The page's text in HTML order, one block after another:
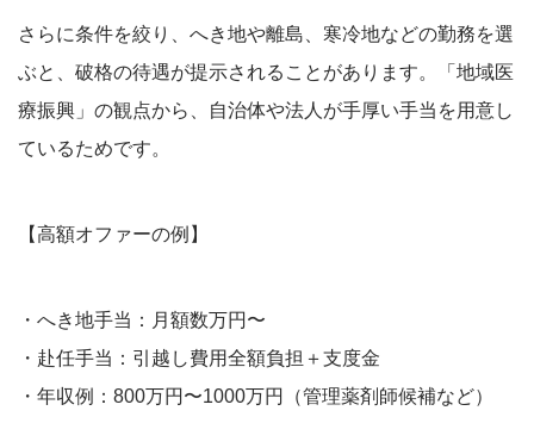
さらに条件を絞り、へき地や離島、寒冷地などの勤務を選
ぶと、破格の待遇が提示されることがあります。「地域医
療振興」の観点から、自治体や法人が手厚い手当を用意し
ているためです。
【高額オファーの例】
・へき地手当：月額数万円〜
・赴任手当：引越し費用全額負担＋支度金
・年収例：800万円〜1000万円（管理薬剤師候補など）